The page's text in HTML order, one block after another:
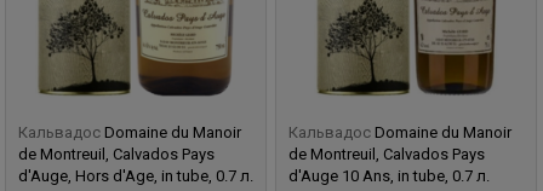
Кальвадос Domaine du Manoir
de Montreuil, Calvados Pays
d'Auge, Hors d'Age, in tube, 0.7 л.
Кальвадос Domaine du Manoir
de Montreuil, Calvados Pays
d'Auge 10 Ans, in tube, 0.7 л.